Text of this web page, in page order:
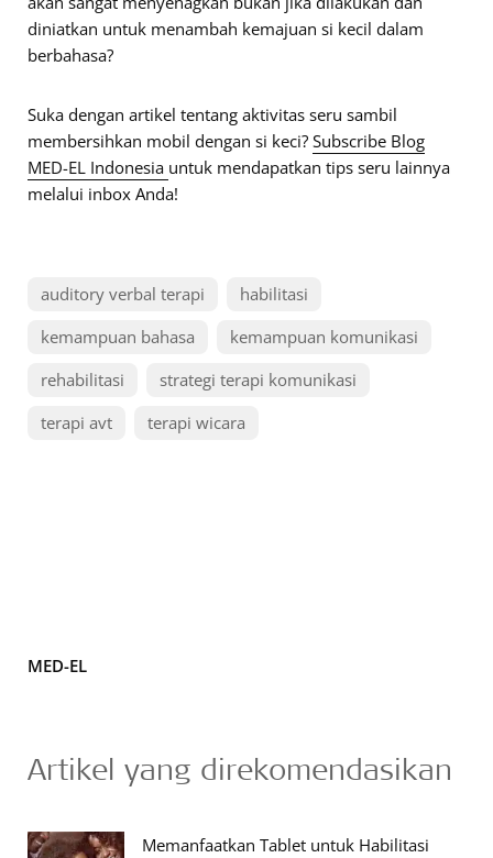
diniatkan untuk menambah kemajuan si kecil dalam
berbahasa?
Suka dengan artikel tentang aktivitas seru sambil
membersihkan mobil dengan si keci? Subscribe Blog
MED-EL Indonesia untuk mendapatkan tips seru lainnya
melalui inbox Anda!
auditory verbal terapi
habilitasi
kemampuan bahasa
kemampuan komunikasi
rehabilitasi
strategi terapi komunikasi
terapi avt
terapi wicara
MED-EL
Artikel yang direkomendasikan
Memanfaatkan Tablet untuk Habilitasi